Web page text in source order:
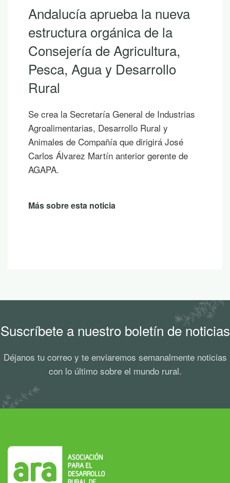
10 lecturas de verano para
descubrir la riqueza de
Andalucía con LEADER
Si hoy es uno de esos días prometedores en
los que ya empiezas a saborear y planificar
publicaciones para leer junto al mar, bajo la
sombra de un árbol o mientras contemplas
un atardecer en la montaña.
Suscríbete a nuestro boletín de noticias
Déjanos tu correo y te enviaremos semanalmente noticias
con lo último sobre el mundo rural.